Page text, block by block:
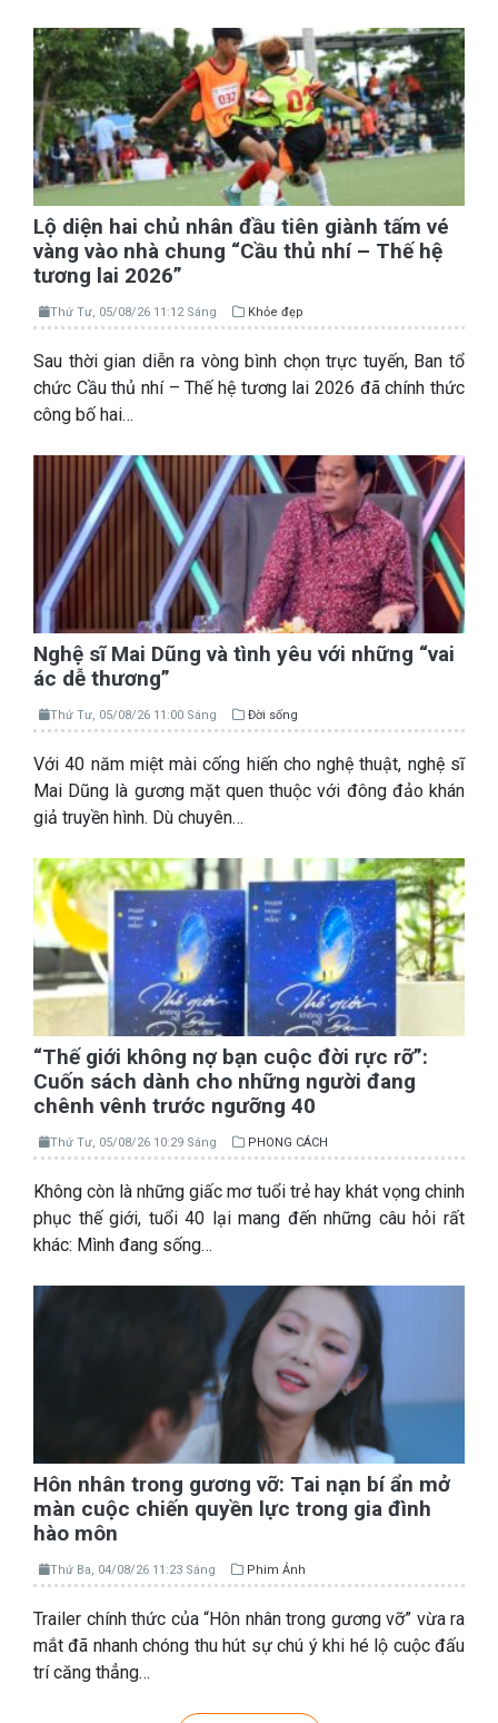
Lộ diện hai chủ nhân đầu tiên giành tấm vé
vàng vào nhà chung “Cầu thủ nhí – Thế hệ
tương lai 2026”
Thứ Tư, 05/08/26 11:12 Sáng Khỏe đẹp
Sau thời gian diễn ra vòng bình chọn trực tuyến, Ban tổ
chức Cầu thủ nhí – Thế hệ tương lai 2026 đã chính thức
công bố hai…
Nghệ sĩ Mai Dũng và tình yêu với những “vai
ác dễ thương”
Thứ Tư, 05/08/26 11:00 Sáng Đời sống
Với 40 năm miệt mài cống hiến cho nghệ thuật, nghệ sĩ
Mai Dũng là gương mặt quen thuộc với đông đảo khán
giả truyền hình. Dù chuyên…
“Thế giới không nợ bạn cuộc đời rực rỡ”:
Cuốn sách dành cho những người đang
chênh vênh trước ngưỡng 40
Thứ Tư, 05/08/26 10:29 Sáng PHONG CÁCH
Không còn là những giấc mơ tuổi trẻ hay khát vọng chinh
phục thế giới, tuổi 40 lại mang đến những câu hỏi rất
khác: Mình đang sống…
Hôn nhân trong gương vỡ: Tai nạn bí ẩn mở
màn cuộc chiến quyền lực trong gia đình
hào môn
Thứ Ba, 04/08/26 11:23 Sáng Phim Ảnh
Trailer chính thức của “Hôn nhân trong gương vỡ” vừa ra
mắt đã nhanh chóng thu hút sự chú ý khi hé lộ cuộc đấu
trí căng thẳng…